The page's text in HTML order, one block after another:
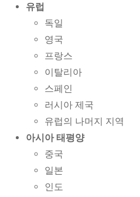
유럽
독일
영국
프랑스
이탈리아
스페인
러시아 제국
유럽의 나머지 지역
아시아 태평양
중국
일본
인도